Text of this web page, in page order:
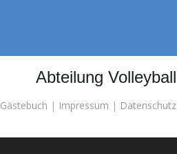
Abteilung Volleyball
Gästebuch | Impressum | Datenschutz